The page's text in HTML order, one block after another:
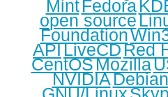
MintFedora
open source
Foundation
APILiveCDRed
CentOSMozilla
NVIDIADebian